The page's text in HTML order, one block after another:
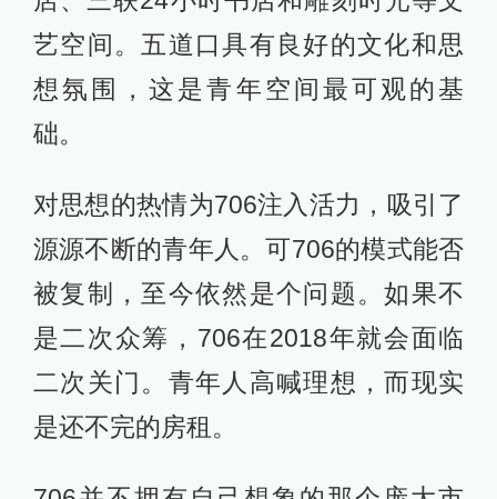
艺空间。五道口具有良好的文化和思
想氛围，这是青年空间最可观的基
础。
对思想的热情为706注入活力，吸引了
源源不断的青年人。可706的模式能否
被复制，至今依然是个问题。如果不
是二次众筹，706在2018年就会面临
二次关门。青年人高喊理想，而现实
是还不完的房租。